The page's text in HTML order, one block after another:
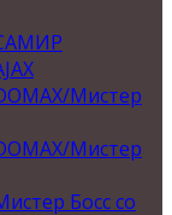
Мистер
Мистер
Босс со